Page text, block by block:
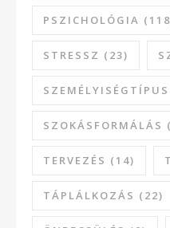
PSZICHOLÓGIA
STRESSZ (23)
SZEMÉLYISÉGTÍPUS
SZOKÁSFORMÁLÁS
TERVEZÉS (14)
TÁPLÁLKOZÁS (22)